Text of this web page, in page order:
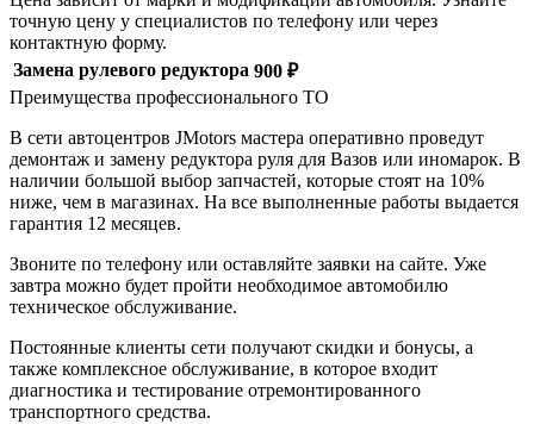
точную цену у специалистов по телефону или через
контактную форму.
Замена рулевого редуктора 900 ₽
Преимущества профессионального ТО
В сети автоцентров JMotors мастера оперативно проведут
демонтаж и замену редуктора руля для Вазов или иномарок. В
наличии большой выбор запчастей, которые стоят на 10%
ниже, чем в магазинах. На все выполненные работы выдается
гарантия 12 месяцев.
Звоните по телефону или оставляйте заявки на сайте. Уже
завтра можно будет пройти необходимое автомобилю
техническое обслуживание.
Постоянные клиенты сети получают скидки и бонусы, а
также комплексное обслуживание, в которое входит
диагностика и тестирование отремонтированного
транспортного средства.